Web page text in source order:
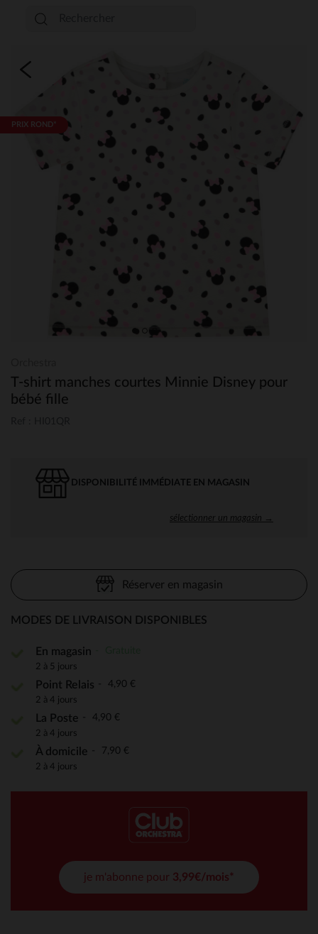
PRIX ROND*
T-shirt manches courtes Minnie Disney pour
bébé fille
DISPONIBILITÉ IMMÉDIATE EN MAGASIN
sélectionner un magasin →
Réserver en magasin
MODES DE LIVRAISON DISPONIBLES
En magasin
2 à 5 jours
Point Relais 4,90 €
2 à 4 jours
La Poste 4,90 €
2 à 4 jours
À domicile 7,90 €
2 à 4 jours
je m'abonne pour 3,99€/mois*